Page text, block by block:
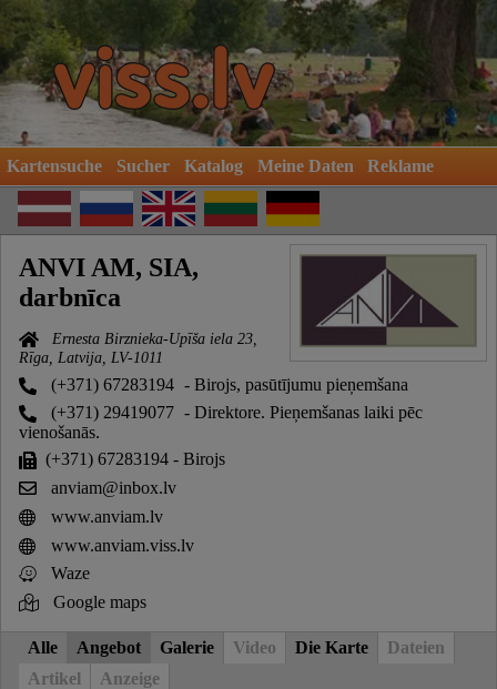
Kartensuche Sucher Katalog Meine Daten Reklame
ANVI AM, SIA,
darbnīca
Ernesta Birznieka-Upīša iela 23,
Rīga, Latvija, LV-1011
(+371) 67283194 - Birojs, pasūtījumu pieņemšana
(+371) 29419077 - Direktore. Pieņemšanas laiki pēc
vienošanās.
(+371) 67283194 - Birojs
anviam@inbox.lv
www.anviam.lv
www.anviam.viss.lv
Waze
Google maps
Alle Angebot Galerie Video Die Karte
Dateien
Artikel
Anzeige